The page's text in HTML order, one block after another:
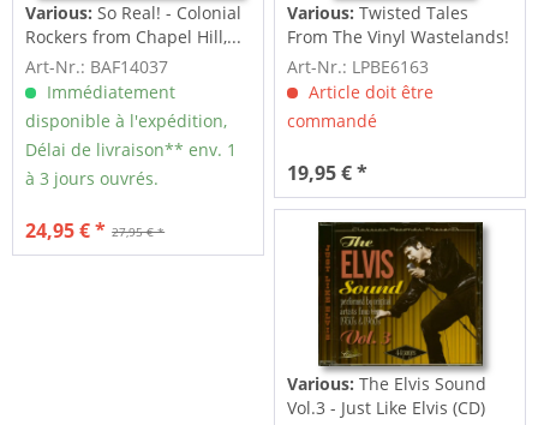
Various:So Real! - Colonial
Rockers from Chapel Hill,...
Art-Nr.: BAF14037
Immédiatement
disponible à l'expédition,
Délai de livraison** env. 1
à 3 jours ouvrés.
27,95 € *
24,95 € *
Various:Twisted Tales
From The Vinyl Wastelands!
Vol.5...
Art-Nr.: LPBE6163
Article doit être
commandé
19,95 € *
Various:The Elvis Sound
Vol.3 - Just Like Elvis (CD)